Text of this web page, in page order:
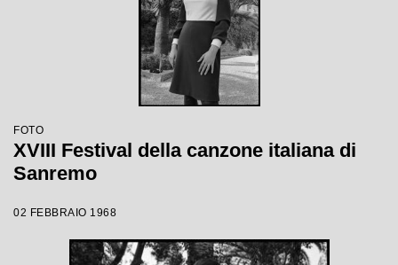
FOTO
XVIII Festival della canzone italiana di
Sanremo
02 FEBBRAIO 1968